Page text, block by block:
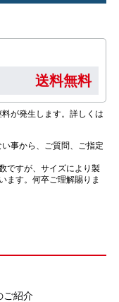
送料無料
が発生します。詳しくは
事から、ご質問、ご指定
ですが、サイズにより製
ます。何卒ご理解賜りま
ご紹介